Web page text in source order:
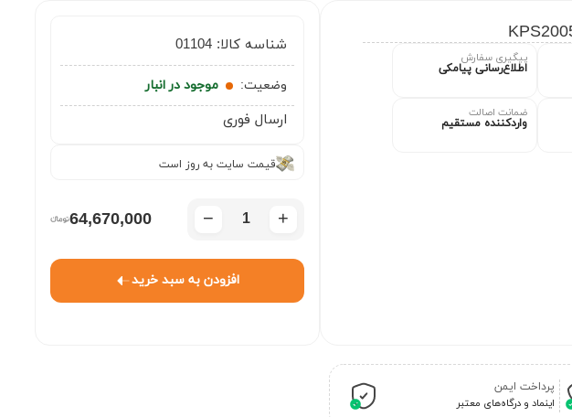
پیگیری سفارش
اطلاع‌رسانی پیامکی
ضمانت اصالت
واردکننده مستقیم
شناسه کالا: 01104
وضعیت: موجود در انبار
ارسال فوری
قیمت سایت به روز است
+
−
64,670,000
افزودن به سبد خرید
پرداخت ایمن
اینماد و درگاه‌های معتبر